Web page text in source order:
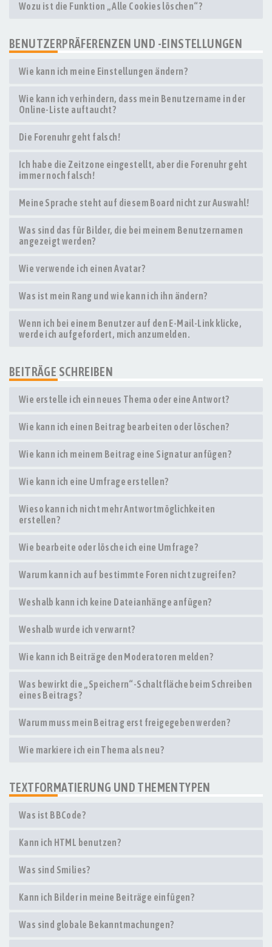
Wozu ist die Funktion „Alle Cookies löschen“?
BENUTZERPRÄFERENZEN UND -EINSTELLUNGEN
Wie kann ich meine Einstellungen ändern?
Wie kann ich verhindern, dass mein Benutzername in der
Online-Liste auftaucht?
Die Forenuhr geht falsch!
Ich habe die Zeitzone eingestellt, aber die Forenuhr geht
immer noch falsch!
Meine Sprache steht auf diesem Board nicht zur Auswahl!
Was sind das für Bilder, die bei meinem Benutzernamen
angezeigt werden?
Wie verwende ich einen Avatar?
Was ist mein Rang und wie kann ich ihn ändern?
Wenn ich bei einem Benutzer auf den E-Mail-Link klicke,
werde ich aufgefordert, mich anzumelden.
BEITRÄGE SCHREIBEN
Wie erstelle ich ein neues Thema oder eine Antwort?
Wie kann ich einen Beitrag bearbeiten oder löschen?
Wie kann ich meinem Beitrag eine Signatur anfügen?
Wie kann ich eine Umfrage erstellen?
Wieso kann ich nicht mehr Antwortmöglichkeiten
erstellen?
Wie bearbeite oder lösche ich eine Umfrage?
Warum kann ich auf bestimmte Foren nicht zugreifen?
Weshalb kann ich keine Dateianhänge anfügen?
Weshalb wurde ich verwarnt?
Wie kann ich Beiträge den Moderatoren melden?
Was bewirkt die „Speichern“-Schaltfläche beim Schreiben
eines Beitrags?
Warum muss mein Beitrag erst freigegeben werden?
Wie markiere ich ein Thema als neu?
TEXTFORMATIERUNG UND THEMENTYPEN
Was ist BBCode?
Kann ich HTML benutzen?
Was sind Smilies?
Kann ich Bilder in meine Beiträge einfügen?
Was sind globale Bekanntmachungen?